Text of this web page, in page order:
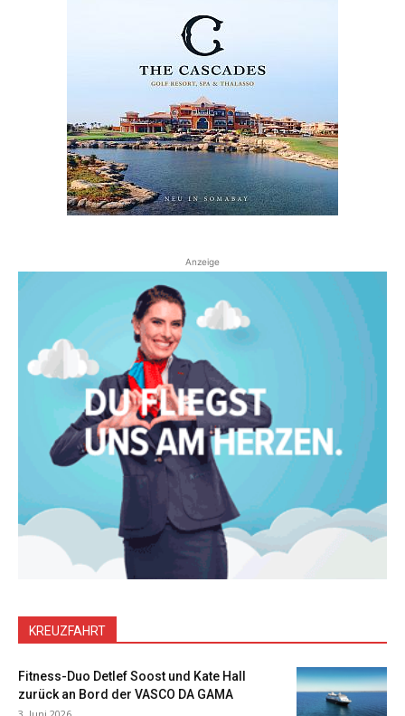
Anzeige
KREUZFAHRT
Fitness-Duo Detlef Soost und Kate Hall
zurück an Bord der VASCO DA GAMA